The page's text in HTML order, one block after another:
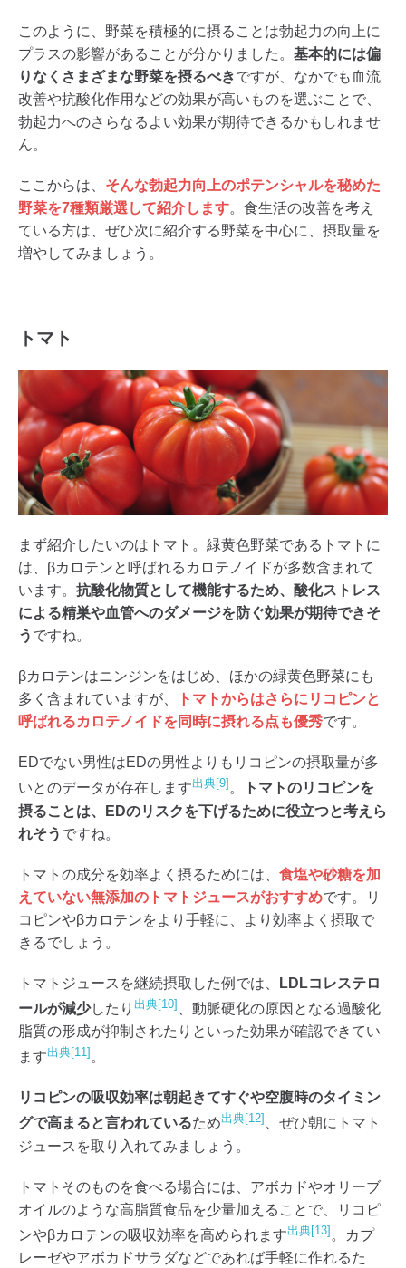
このように、野菜を積極的に摂ることは勃起力の向上に
プラスの影響があることが分かりました。 基本的には偏
りなくさまざまな野菜を摂るべきですが、なかでも血流
改善や抗酸化作用などの効果が高いものを選ぶことで、
勃起力へのさらなるよい効果が期待できるかもしれませ
ん。
ここからは、 そんな勃起力向上のポテンシャルを秘めた
野菜を7種類厳選して紹介します。食生活の改善を考え
ている方は、ぜひ次に紹介する野菜を中心に、摂取量を
増やしてみましょう。
トマト
まず紹介したいのはトマト。緑黄色野菜であるトマトに
は、βカロテンと呼ばれるカロテノイドが多数含まれて
います。 抗酸化物質として機能するため、酸化ストレス
による精巣や血管へのダメージを防ぐ効果が期待できそ
う ですね。
βカロテンはニンジンをはじめ、ほかの緑黄色野菜にも
多く含まれていますが、
トマトからはさらにリコピンと
呼ばれるカロテノイドを同時に摂れる点も優秀です。
EDでない男性はEDの男性よりもリコピンの摂取量が多
いとのデータが存在します出典[9] 。
トマトのリコピンを
摂ることは、EDのリスクを下げるために役立つと考えら
れそう ですね。
トマトの成分を効率よく摂るためには、 食塩や砂糖を加
えていない無添加のトマトジュースがおすすめです。リ
コピンやβカロテンをより手軽に、より効率よく摂取で
きるでしょう。
トマトジュースを継続摂取した例では、
LDLコレステロ
ールが減少したり 出典[10]
、動脈硬化の原因となる過酸化
脂質の形成が抑制されたりといった効果が確認できてい
ます出典[11] 。
リコピンの吸収効率は朝起きてすぐや空腹時のタイミン
グで高まると言われているため出典[12] 、ぜひ朝にトマト
ジュースを取り入れてみましょう。
トマトそのものを食べる場合には、アボカドやオリーブ
オイルのような高脂質食品を少量加えることで、リコピ
ンやβカロテンの吸収効率を高められます出典[13] 。カプ
レーゼやアボカドサラダなどであれば手軽に作れるた